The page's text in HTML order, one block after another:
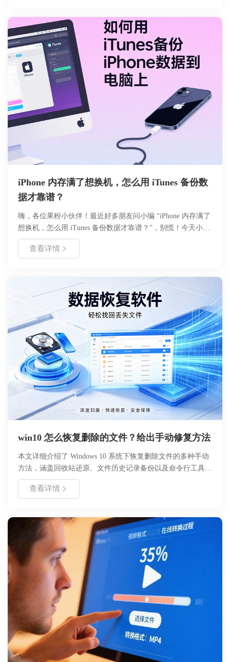
iPhone 内存满了想换机，怎么用 iTunes 备份数
据才靠谱？
嗨，各位果粉小伙伴！最近好多朋友问小编 “iPhone 内存满了
想换机，怎么用 iTunes 备份数据才靠谱？”，别慌！今天小编
就用自己的电脑（Windows 10 系统，iTunes 已更到最新
版），带大家一步步搞定备份，小白也能轻松学会～
查看详情
win10 怎么恢复删除的文件？给出手动修复方法
本文详细介绍了 Windows 10 系统下恢复删除文件的多种手动
方法，涵盖回收站还原、文件历史记录备份以及命令行工具使
用。文章分析了文件删除的底层原理，强调了数据恢复的黄金
时间，并提供了具体的操作步骤与参数设置指南。通过对比不
意识与操作能力，确保重要文件不因误删而永久丢失。
查看详情